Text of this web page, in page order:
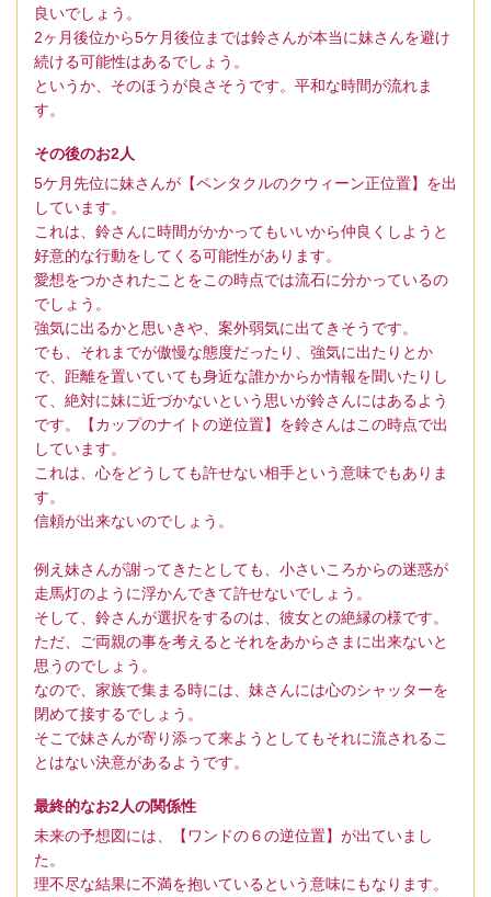
良いでしょう。
2ヶ月後位から5ケ月後位までは鈴さんが本当に妹さんを避け
続ける可能性はあるでしょう。
というか、そのほうが良さそうです。平和な時間が流れま
す。
その後のお2人
5ケ月先位に妹さんが【ペンタクルのクウィーン正位置】を出
しています。
これは、鈴さんに時間がかかってもいいから仲良くしようと
好意的な行動をしてくる可能性があります。
愛想をつかされたことをこの時点では流石に分かっているの
でしょう。
強気に出るかと思いきや、案外弱気に出てきそうです。
でも、それまでが傲慢な態度だったり、強気に出たりとか
で、距離を置いていても身近な誰かからか情報を聞いたりし
て、絶対に妹に近づかないという思いが鈴さんにはあるよう
です。【カップのナイトの逆位置】を鈴さんはこの時点で出
しています。
これは、心をどうしても許せない相手という意味でもありま
す。
信頼が出来ないのでしょう。
例え妹さんが謝ってきたとしても、小さいころからの迷惑が
走馬灯のように浮かんできて許せないでしょう。
そして、鈴さんが選択をするのは、彼女との絶縁の様です。
ただ、ご両親の事を考えるとそれをあからさまに出来ないと
思うのでしょう。
なので、家族で集まる時には、妹さんには心のシャッターを
閉めて接するでしょう。
そこで妹さんが寄り添って来ようとしてもそれに流されるこ
とはない決意があるようです。
最終的なお2人の関係性
未来の予想図には、【ワンドの６の逆位置】が出ていまし
た。
理不尽な結果に不満を抱いているという意味にもなります。